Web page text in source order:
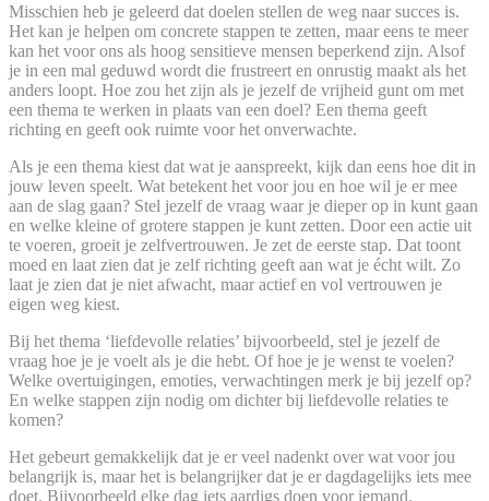
Misschien heb je geleerd dat doelen stellen de weg naar succes is.
Het kan je helpen om concrete stappen te zetten, maar eens te meer
kan het voor ons als hoog sensitieve mensen beperkend zijn. Alsof
je in een mal geduwd wordt die frustreert en onrustig maakt als het
anders loopt. Hoe zou het zijn als je jezelf de vrijheid gunt om met
een thema te werken in plaats van een doel? Een thema geeft
richting en geeft ook ruimte voor het onverwachte.
Als je een thema kiest dat wat je aanspreekt, kijk dan eens hoe dit in
jouw leven speelt. Wat betekent het voor jou en hoe wil je er mee
aan de slag gaan? Stel jezelf de vraag waar je dieper op in kunt gaan
en welke kleine of grotere stappen je kunt zetten. Door een actie uit
te voeren, groeit je zelfvertrouwen. Je zet de eerste stap. Dat toont
moed en laat zien dat je zelf richting geeft aan wat je écht wilt. Zo
laat je zien dat je niet afwacht, maar actief en vol vertrouwen je
eigen weg kiest.
Bij het thema ‘liefdevolle relaties’ bijvoorbeeld, stel je jezelf de
vraag hoe je je voelt als je die hebt. Of hoe je je wenst te voelen?
Welke overtuigingen, emoties, verwachtingen merk je bij jezelf op?
En welke stappen zijn nodig om dichter bij liefdevolle relaties te
komen?
Het gebeurt gemakkelijk dat je er veel nadenkt over wat voor jou
belangrijk is, maar het is belangrijker dat je er dagdagelijks iets mee
doet. Bijvoorbeeld elke dag iets aardigs doen voor iemand.